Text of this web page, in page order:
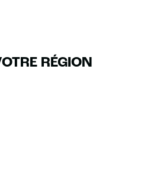
RÉGION